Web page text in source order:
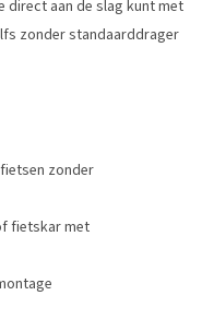
direct aan de slag kunt met
zonder standaarddrager
zonder
fietskar met